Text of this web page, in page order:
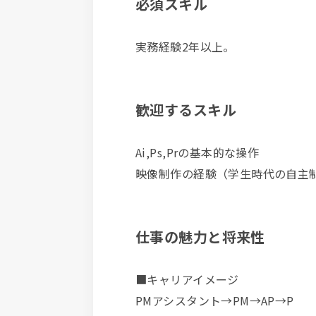
実務経験2年以上。
歓迎するスキル
Ai,Ps,Prの基本的な操作
映像制作の経験（学生時代の自主
仕事の魅力と将来性
■キャリアイメージ
PMアシスタント→PM→AP→P